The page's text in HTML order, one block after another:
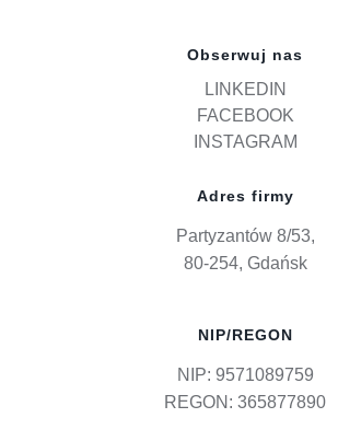
Obserwuj nas
LINKEDIN
FACEBOOK
INSTAGRAM
Adres firmy
Partyzantów 8/53,
80-254, Gdańsk
NIP/REGON
NIP: 9571089759
REGON: 365877890